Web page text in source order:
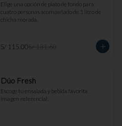
Elige una opción de plato de fondo para
cuatro personas acompañado de 1 litro de
chicha morada.
S/ 115.00S/ 131.60
Dúo Fresh
Escoge tu ensalada y bebida favorita.
Imagen referencial.